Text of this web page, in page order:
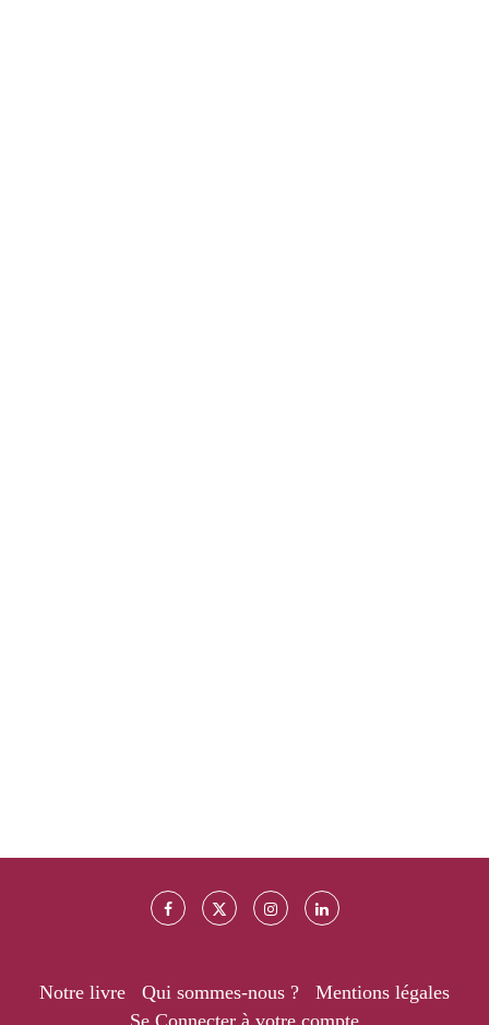
Notre livre Qui sommes-nous ?
Mentions légales
Se Connecter à votre compte